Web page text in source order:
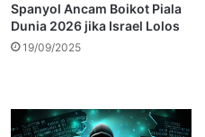
Spanyol Ancam Boikot Piala
Dunia 2026 jika Israel Lolos
19/09/2025